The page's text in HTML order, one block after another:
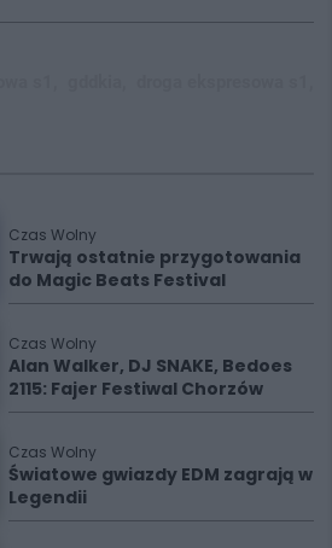
Czas Wolny
Trwają ostatnie przygotowania
do Magic Beats Festival
Czas Wolny
Alan Walker, DJ SNAKE, Bedoes
2115: Fajer Festiwal Chorzów
Czas Wolny
Światowe gwiazdy EDM zagrają w
Legendii